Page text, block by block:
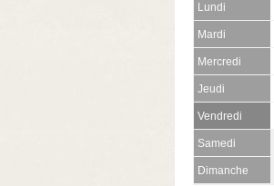
Lundi
Mardi
Mercredi
Jeudi
Vendredi
Samedi
Dimanche